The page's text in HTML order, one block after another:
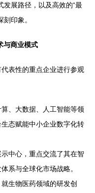
发展路径，以及高效的“最
印象。
与商业模式
表性的重点企业进行参观
算、大数据、人工智能等领
态赋能中小企业数字化转
示中心，重点交流了其在智
系与全球化市场战略。
生物医药领域的研发创